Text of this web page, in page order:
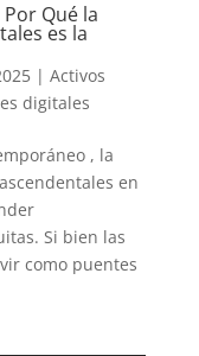
Qué la
es la
| Activos
digitales
, la
en
Si bien las
como puentes